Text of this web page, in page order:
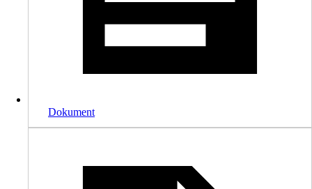
Dokument